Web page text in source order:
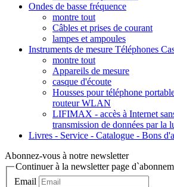
Ondes de basse fréquence
montre tout
Câbles et prises de courant
lampes et ampoules
Instruments de mesure Téléphones
montre tout
Appareils de mesure
casque d'écoute
Housses pour téléphone
routeur WLAN
LIFIMAX - accès à Internet
transmission de données par la
Livres - Service - Catalogue - Bons
Abonnez-vous à notre newsletter
Continuer à la newsletter page
Email